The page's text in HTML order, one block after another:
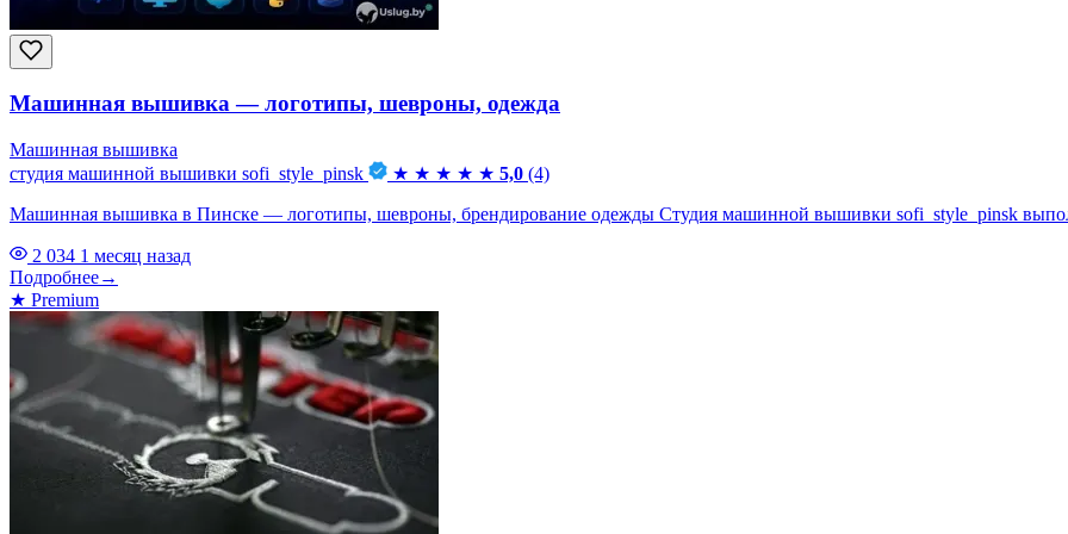
Машинная вышивка — логотипы, шевроны, одежда
Машинная вышивка
студия машинной вышивки sofi_style_pinsk
★ ★ ★ ★ ★ 5,0 (4)
Машинная вышивка в Пинске — логотипы, шевроны, брендирование одежды Студия машинной вышивки sofi_style_pinsk
2 034 1 месяц назад
Подробнее→
★ Premium